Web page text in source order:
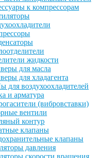
к компрессорам
жидкости
для масла
для хладагента
для воздухоохладителей
и арматура
(вибровставки)
вентили
контур
клапаны
клапаны
давления
скорости вращения